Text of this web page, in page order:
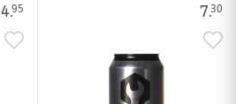
4.95 7.30